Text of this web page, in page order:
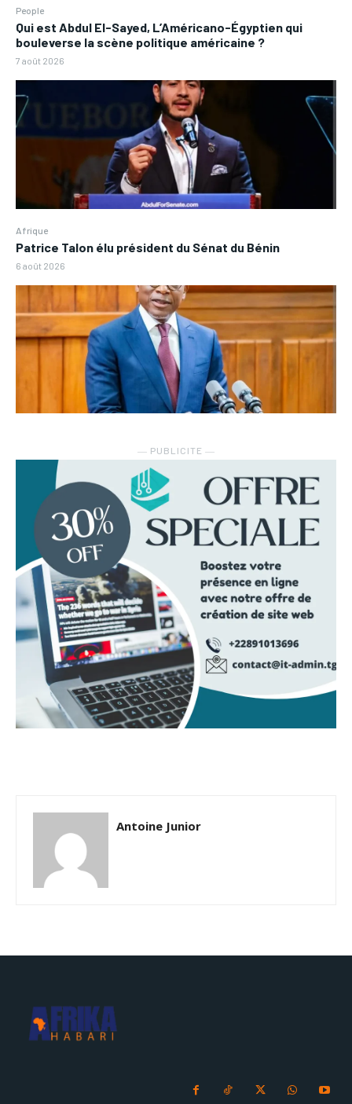
People
Qui est Abdul El-Sayed, L’Américano-Égyptien qui
bouleverse la scène politique américaine ?
7 août 2026
Afrique
Patrice Talon élu président du Sénat du Bénin
6 août 2026
― PUBLICITE ―
Antoine Junior